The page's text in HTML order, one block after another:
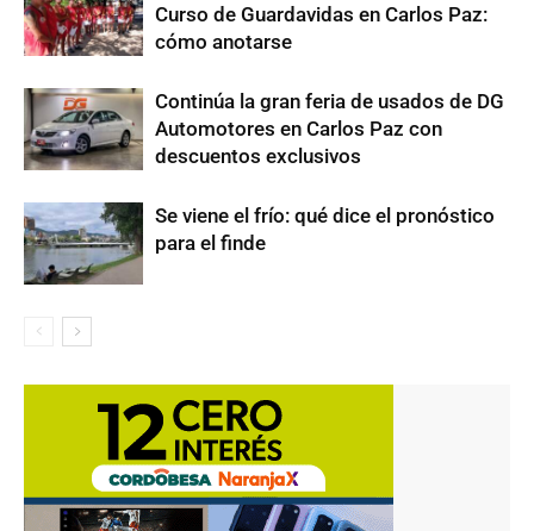
Curso de Guardavidas en Carlos Paz:
cómo anotarse
Continúa la gran feria de usados de DG
Automotores en Carlos Paz con
descuentos exclusivos
Se viene el frío: qué dice el pronóstico
para el finde